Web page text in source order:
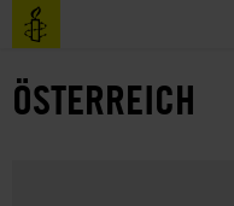
Direkt
zum
Benutzermenü
ÖSTERREICH